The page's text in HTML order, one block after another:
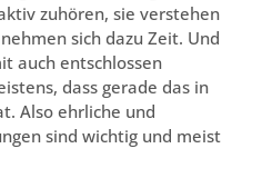
zuhören, sie verstehen
sich dazu Zeit. Und
auch entschlossen
dass gerade das in
Also ehrliche und
sind wichtig und meist